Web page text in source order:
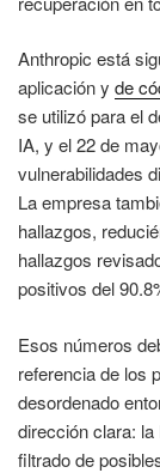
Anthropic está
aplicación y de
se utilizó para el
IA, y el 22 de
vulnerabilidades
La empresa
hallazgos,
hallazgos
positivos del
Esos números
referencia de los
desordenado
dirección clara:
filtrado de